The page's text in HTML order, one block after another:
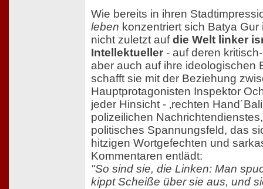
Wie bereits in ihren
leben konzentriert sich Batya
nicht zuletzt aufdie Welt linker
Intellektueller - auf deren
aber auch auf ihre ideologischen
schafft sie mit der Beziehung
Hauptprotagonisten Inspektor
jeder Hinsicht - ‚rechten
polizeilichen
politisches Spannungsfeld, das
hitzigen Wortgefechten und
Kommentaren entlädt:
"So sind sie, die Linken: Man
kippt Scheiße über sie aus, und